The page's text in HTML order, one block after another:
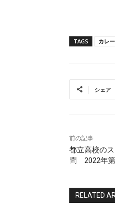
TAGS カレー
シェア
前の記事
都立高校の
問 2022年
RELATED